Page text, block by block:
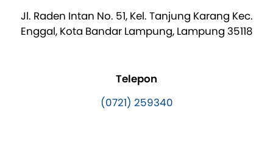
Jl. Raden Intan No. 51, Kel. Tanjung Karang Kec.
Enggal, Kota Bandar Lampung, Lampung 35118
Telepon
(0721) 259340